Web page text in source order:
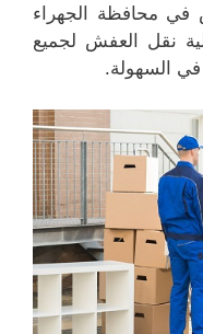
محافظة الجهراء
نقل العفش لجميع
في السهولة.